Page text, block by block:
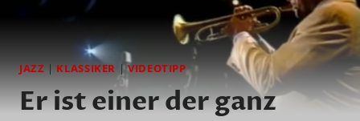
JAZZ | KLASSIKER |VIDEOTIPP
Er ist einer der ganz